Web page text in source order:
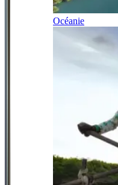
Océanie